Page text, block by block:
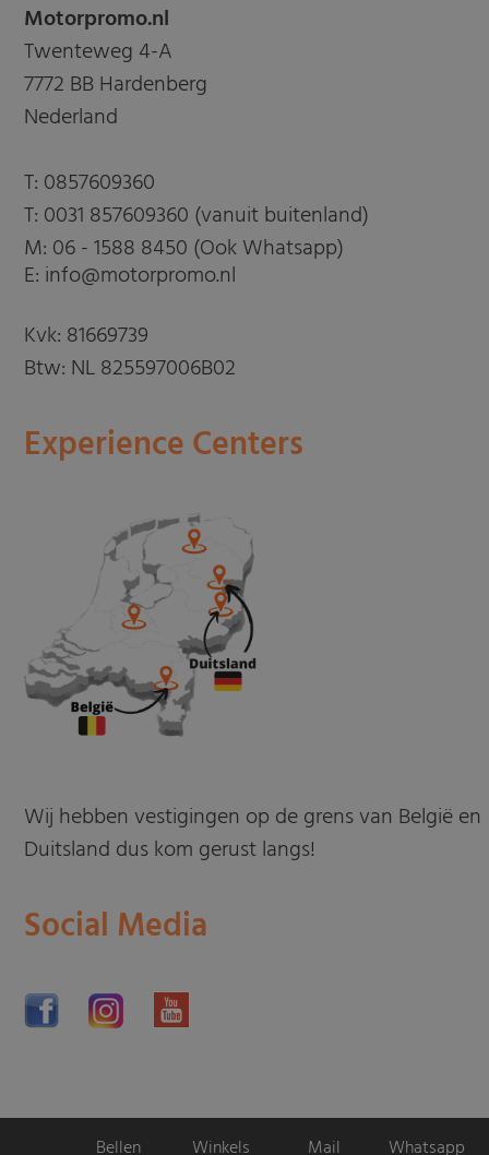
Motorpromo.nl
Twenteweg 4-A
7772 BB Hardenberg
Nederland
T: 0857609360
T: 0031 857609360 (vanuit buitenland)
M: 06 - 1588 8450 (Ook Whatsapp)
E: info@motorpromo.nl
Kvk: 81669739
Btw: NL 825597006B02
Experience Centers
Wij hebben vestigingen op de grens van België en
Duitsland dus kom gerust langs!
Social Media
Bellen Winkels Mail Whatsapp